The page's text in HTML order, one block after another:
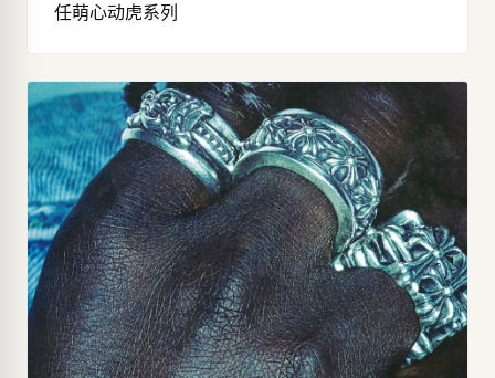
任萌心动虎系列